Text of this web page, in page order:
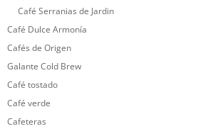
Café Serranias de Jardin
Café Dulce Armonía
Cafés de Origen
Galante Cold Brew
Café tostado
Café verde
Cafeteras